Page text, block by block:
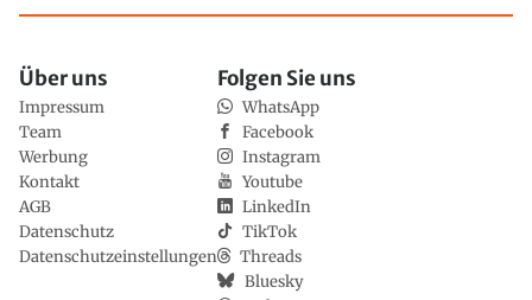
Über uns
Impressum
Team
Werbung
Kontakt
AGB
Datenschutz
Datenschutzeinstellungen
Folgen Sie uns
WhatsApp
Facebook
Instagram
Youtube
LinkedIn
TikTok
Threads
Bluesky